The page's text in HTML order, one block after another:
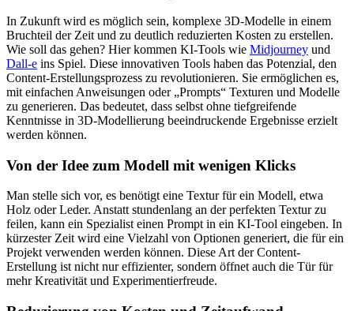
In Zukunft wird es möglich sein, komplexe 3D-Modelle in einem
Bruchteil der Zeit und zu deutlich reduzierten Kosten zu erstellen.
Wie soll das gehen? Hier kommen KI-Tools wie Midjourney und
Dall-e ins Spiel. Diese innovativen Tools haben das Potenzial, den
Content-Erstellungsprozess zu revolutionieren. Sie ermöglichen es,
mit einfachen Anweisungen oder „Prompts“ Texturen und Modelle
zu generieren. Das bedeutet, dass selbst ohne tiefgreifende
Kenntnisse in 3D-Modellierung beeindruckende Ergebnisse erzielt
werden können.
Von der Idee zum Modell mit wenigen Klicks
Man stelle sich vor, es benötigt eine Textur für ein Modell, etwa
Holz oder Leder. Anstatt stundenlang an der perfekten Textur zu
feilen, kann ein Spezialist einen Prompt in ein KI-Tool eingeben. In
kürzester Zeit wird eine Vielzahl von Optionen generiert, die für ein
Projekt verwenden werden können. Diese Art der Content-
Erstellung ist nicht nur effizienter, sondern öffnet auch die Tür für
mehr Kreativität und Experimentierfreude.